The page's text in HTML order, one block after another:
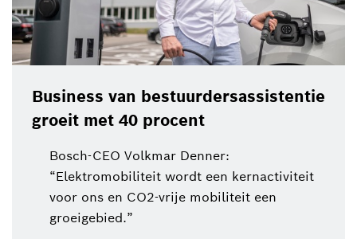
Business van bestuurdersassistentie
groeit met 40 procent
Bosch-CEO Volkmar Denner:
“Elektromobiliteit wordt een kernactiviteit
voor ons en CO2-vrije mobiliteit een
groeigebied.”